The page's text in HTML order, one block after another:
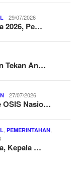
29/07/2026
2026, Pe…
Tekan An…
27/07/2026
OSIS Nasio…
PEMERINTAHAN
Kepala …